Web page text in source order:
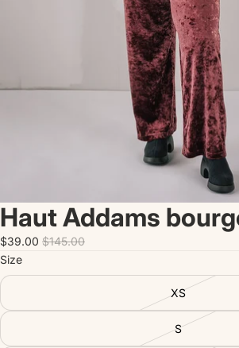
Haut Addams
$39.00 $145.00
Size
XS
S